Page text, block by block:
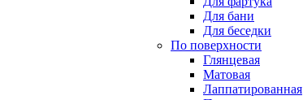
Для бани
Для беседки
По поверхности
Глянцевая
Матовая
Лаппатированная